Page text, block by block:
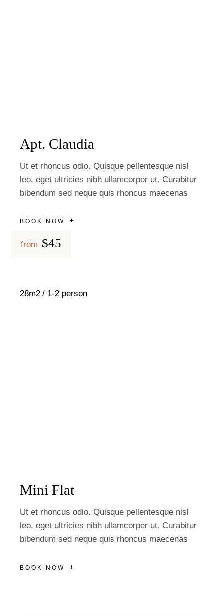
Apt. Claudia
Ut et rhoncus odio. Quisque pellentesque nisl
leo, eget ultricies nibh ullamcorper ut. Curabitur
bibendum sed neque quis rhoncus maecenas
BOOK NOW
from $45
Mini Flat
Ut et rhoncus odio. Quisque pellentesque nisl
leo, eget ultricies nibh ullamcorper ut. Curabitur
bibendum sed neque quis rhoncus maecenas
BOOK NOW
28m2 1-2 person